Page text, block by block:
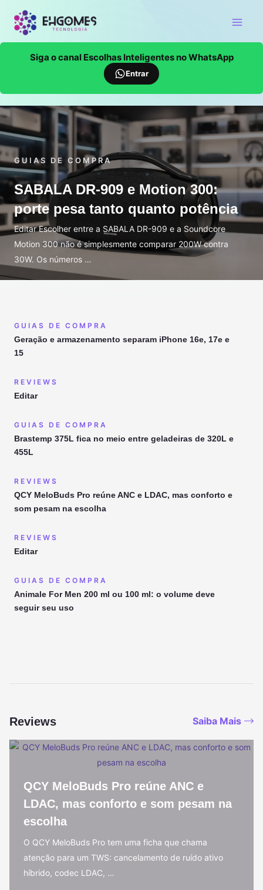
Siga o canal Escolhas Inteligentes no WhatsApp
Entrar
GUIAS DE COMPRA
SABALA DR-909 e Motion 300:
porte pesa tanto quanto potência
Editar Escolher entre a SABALA DR-909 e a Soundcore
Motion 300 não é simplesmente comparar 200W contra
30W. Os números …
GUIAS DE COMPRA
Geração e armazenamento separam iPhone 16e, 17e e
15
REVIEWS
Editar
GUIAS DE COMPRA
Brastemp 375L fica no meio entre geladeiras de 320L e
455L
REVIEWS
QCY MeloBuds Pro reúne ANC e LDAC, mas conforto e
som pesam na escolha
REVIEWS
Editar
GUIAS DE COMPRA
Animale For Men 200 ml ou 100 ml: o volume deve
seguir seu uso
Reviews Saiba Mais
QCY MeloBuds Pro reúne ANC e
LDAC, mas conforto e som pesam na
escolha
O QCY MeloBuds Pro tem uma ficha que chama
atenção para um TWS: cancelamento de ruído ativo
híbrido, codec LDAC, …